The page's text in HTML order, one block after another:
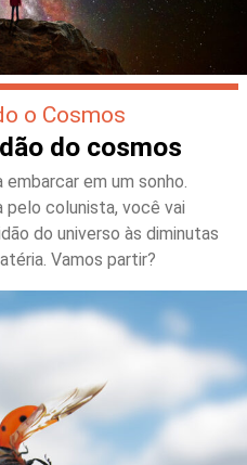
o Cosmos
do cosmos
em um sonho.
pelo colunista, você vai
do universo às diminutas
Vamos partir?